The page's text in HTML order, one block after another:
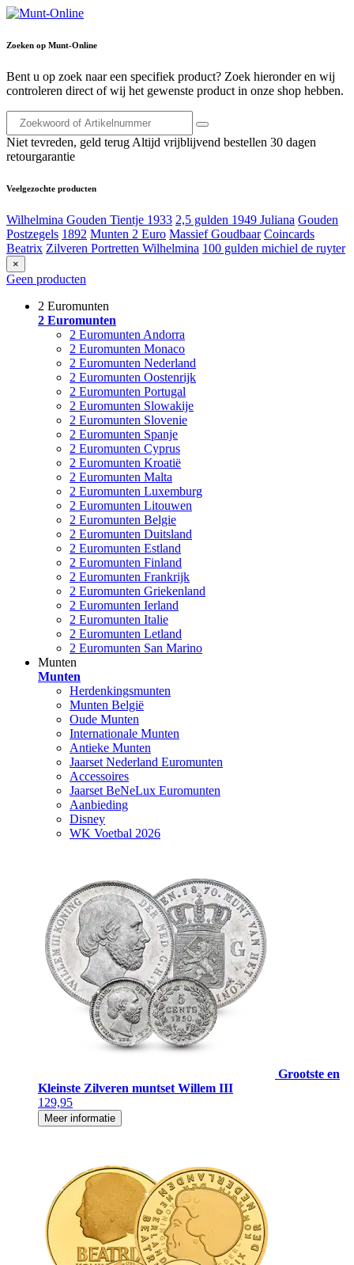
Zoeken op Munt-Online
Bent u op zoek naar een specifiek product? Zoek hieronder en wij
controleren direct of wij het gewenste product in onze shop hebben.
Niet tevreden, geld terug Altijd vrijblijvend bestellen 30 dagen
retourgarantie
Veelgezochte producten
Wilhelmina Gouden Tientje 1933 2,5 gulden 1949 Juliana Gouden
Postzegels 1892 Munten 2 Euro Massief Goudbaar Coincards
Beatrix Zilveren Portretten Wilhelmina 100 gulden michiel de ruyter
×
Geen producten
2 Euromunten
2 Euromunten
2 Euromunten Andorra
2 Euromunten Monaco
2 Euromunten Nederland
2 Euromunten Oostenrijk
2 Euromunten Portugal
2 Euromunten Slowakije
2 Euromunten Slovenie
2 Euromunten Spanje
2 Euromunten Cyprus
2 Euromunten Kroatië
2 Euromunten Malta
2 Euromunten Luxemburg
2 Euromunten Litouwen
2 Euromunten Belgie
2 Euromunten Duitsland
2 Euromunten Estland
2 Euromunten Finland
2 Euromunten Frankrijk
2 Euromunten Griekenland
2 Euromunten Ierland
2 Euromunten Italie
2 Euromunten Letland
2 Euromunten San Marino
Munten
Munten
Herdenkingsmunten
Munten België
Oude Munten
Internationale Munten
Antieke Munten
Jaarset Nederland Euromunten
Accessoires
Jaarset BeNeLux Euromunten
Aanbieding
Disney
WK Voetbal 2026
Grootste en
Kleinste Zilveren muntset Willem III
129,95
Meer informatie